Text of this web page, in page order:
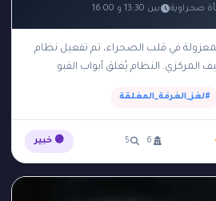
صحراوية بين 13:30 و 16:00
في قلب الصحراء، تم تفعيل نظام
المركزي. النظام يُغلق أبواب القبو
#لغز_الغرفة_المغلقة
6
5 🟣 خبير